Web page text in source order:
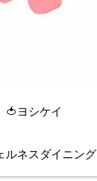
🍅ヨシケイ
ルネスダイニング